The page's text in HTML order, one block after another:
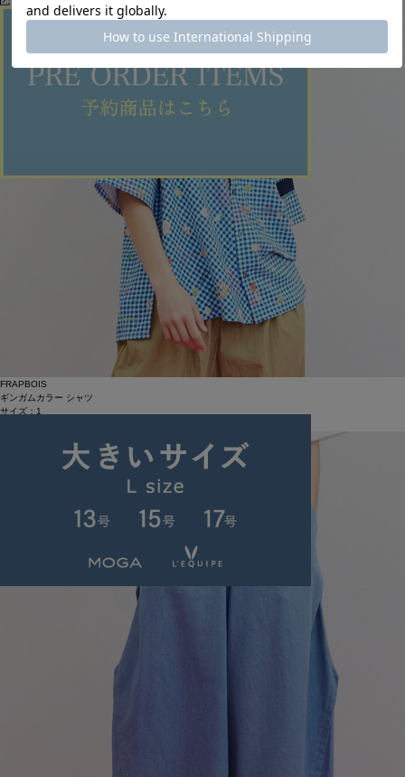
FRAPBOIS
ギンガムカラー シャツ
サイズ：1